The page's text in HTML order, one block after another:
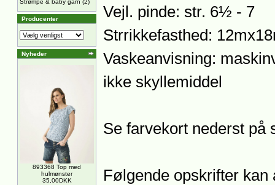
Strømpe & baby garn (2)
Producenter
Nyheder
893368 Top med
hulmønster
35,00DKK
Vejl. pinde: str. 6½ - 7
Strrikkefasthed:
Vaskeanvisning:
ikke skyllemiddel
Se farvekort nederst på
Følgende opskrifter